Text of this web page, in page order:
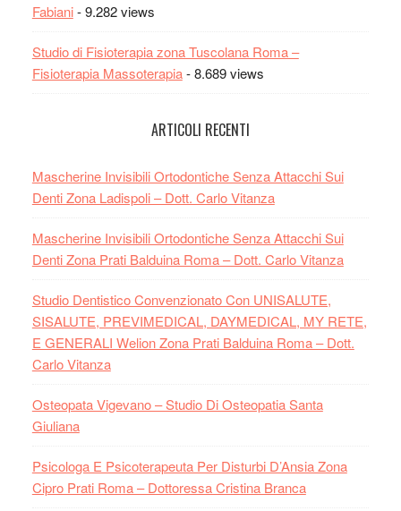
Fabiani- 9.282 views
Studio di Fisioterapia zona Tuscolana Roma –
Fisioterapia Massoterapia- 8.689 views
ARTICOLI RECENTI
Mascherine Invisibili Ortodontiche Senza Attacchi Sui
Denti Zona Ladispoli – Dott. Carlo Vitanza
Mascherine Invisibili Ortodontiche Senza Attacchi Sui
Denti Zona Prati Balduina Roma – Dott. Carlo Vitanza
Studio Dentistico Convenzionato Con UNISALUTE,
SISALUTE, PREVIMEDICAL, DAYMEDICAL, MY RETE,
E GENERALI Welion Zona Prati Balduina Roma – Dott.
Carlo Vitanza
Osteopata Vigevano – Studio Di Osteopatia Santa
Giuliana
Psicologa E Psicoterapeuta Per Disturbi D’Ansia Zona
Cipro Prati Roma – Dottoressa Cristina Branca